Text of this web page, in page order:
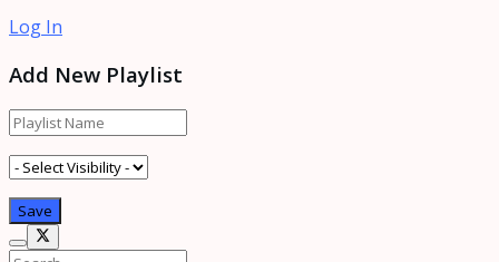
Log In
Add New Playlist